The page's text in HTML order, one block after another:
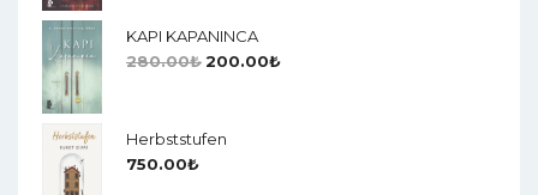
KAPI KAPANINCA
280.00₺200.00₺
Herbststufen
750.00₺